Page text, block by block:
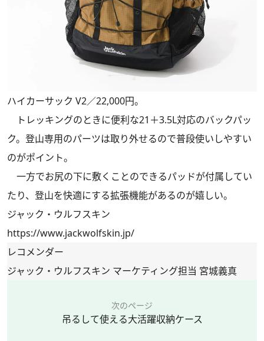
ハイカーサック V2／22,000円。
トレッキングのときに便利な21＋3.5L対応のバックパッ
ク。登山専用のパーツは取り外せるので普段使いしやすい
のがポイント。
一方でお尻の下に敷くことのできるパッドが付属してい
たり、登山を快適にする拡張機能があるのが嬉しい。
ジャック・ウルフスキン
https://www.jackwolfskin.jp/
レコメンダー
ジャック・ウルフスキン マーケティング担当 宮城義真
次のページ
吊るして使える大活躍収納ケース